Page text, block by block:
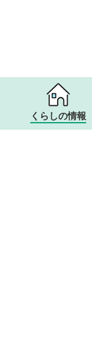
くらしの情報
メニュー
メニュー
メニュー
メニュー